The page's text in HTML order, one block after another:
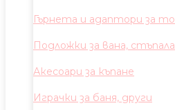
Гърнета и адаптори за
Подложки за вана,
Акесоари за къпане
Играчки за баня, други